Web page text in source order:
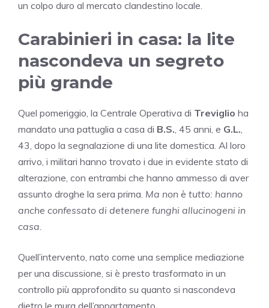
un colpo duro al mercato clandestino locale.
Carabinieri in casa: la lite
nascondeva un segreto
più grande
Quel pomeriggio, la Centrale Operativa di Treviglio ha
mandato una pattuglia a casa di B.S. , 45 anni, e G.L.
43, dopo la segnalazione di una lite domestica. Al loro
arrivo, i militari hanno trovato i due in evidente stato di
alterazione, con entrambi che hanno ammesso di aver
assunto droghe la sera prima. Ma non è tutto: hanno
anche confessato di detenere funghi allucinogeni in
casa.
Quell’intervento, nato come una semplice mediazione
per una discussione, si è presto trasformato in un
controllo più approfondito su quanto si nascondeva
dietro le mura dell’appartamento.